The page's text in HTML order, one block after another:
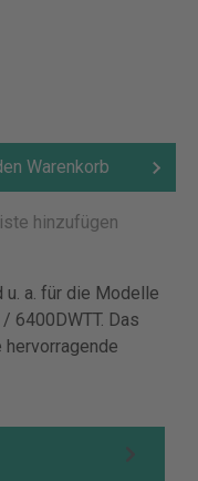
Warenkorb
hinzufügen
u. a. für die Modelle
6400DWTT. Das